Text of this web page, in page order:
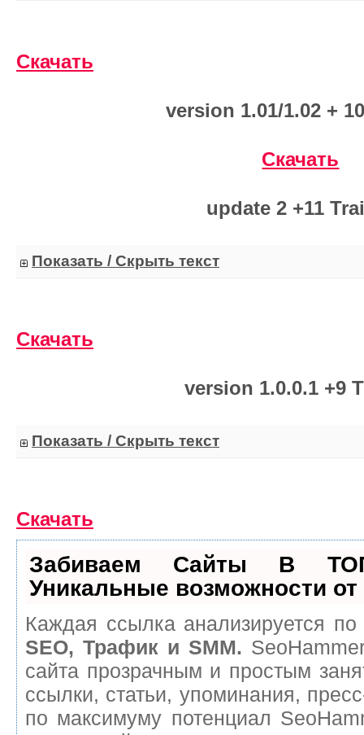
Скачать
version 1.01/1.02 +
Скачать
update 2 +11
Показать / Скрыть текст
Скачать
version 1.0.0.1 +9
Показать / Скрыть текст
Скачать
Забиваем Сайты В
Уникальные возможности от
Каждая ссылка анализируется
SEO, Трафик и SMM.
сайта прозрачным и простым
ссылки, статьи, упоминания,
по максимуму потенциал